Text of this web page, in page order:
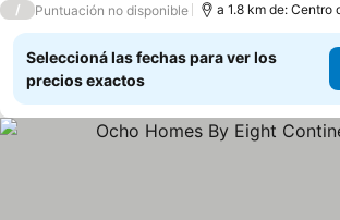
/ Puntuación no disponible a 1.8 km de: Centro
Seleccioná las fechas para ver los
precios exactos